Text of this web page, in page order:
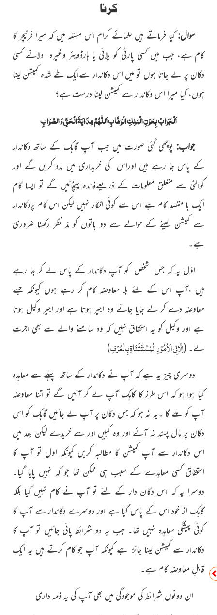
کرنا
سوال: کیا فرماتے ہیں علمائے کرام اس مسئلہ میں کہ میرا فرنیچر کا
کام ہے، جب میں کسی پارٹی کو پلائی یا ہارڈویئر وغیرہ دلانے کسی
دکان پر لے جاتا ہوں تو میں اس دکاندار سےایک طے شدہ کمیشن لیتا
ہوں، کیا میرا اس دکاندار سے کمیشن لینا درست ہے؟
اَلْجَوَابُ بِعَوْنِ الْمَلِکِ الْوَھَّابِ اَللّٰھُمَّ ھِدَایَۃَ الْحَقِّ وَالصَّوَابِ
جواب: پوچھی گئی صورت میں جب آپ گاہک کے ساتھ دکاندار
کے پاس جا رہے ہیں اوراس کی خریداری میں مدد کریں گے اور
کوالٹی سے متعلق معلومات کے ذریعےفائدہ پہنچائیں گے تو ایسا کام
ایک با مقصد کام ہے اس سے کوئی انکار نہیں لیکن اس کام پردکاندار
سے کمیشن لینے کے حوالے سے دو باتوں کو مدّ نظر رکھنا ضروری
ہے۔
اوّل یہ کہ جس شخص کو آپ دکاندار کے پاس لے کر جا رہے
ہیں ،آپ اس کے لئے بلا معاوضہ کام کر رہے ہوں کیونکہ جسے
معاوضہ دے کر لے جایا جائے وہ اجیر ہوتا ہے اور اجیر وکیل ہوتا
ہے اور وکیل کو یہ استحقاق نہیں کہ وہ سامنے والے سے بھی اجرت
لے۔ (اِلَّا فِی الْاُمُوْرِ الْمُسْتَثْنَاۃِ بِالْعُرْفِ)
دوسری چیز یہ ہے کہ آپ نے دکاندار کے ساتھ پہلے سے معاہدہ
کیا ہوا ہو کہ اس طرز کا گاہک آپ لے کر آئیں گے تو اتنا معاوضہ
آپ کو ملے گا ۔یہ نہ ہو کہ جس دکان پر آپ لے جائیں گاہک کو اس
دکان پر مال پسند نہ آئے اور وہ کہیں اور سے خریدے لیکن بعد میں
اس دکاندار سے آپ کمیشن کا مطالبہ کریں کیونکہ اول تو آپ کا
استحقاق کسی معاہدے کے سبب ہی ممکن تھا جو کہ نہیں پایا گیا۔
دوسرا یہ کہ اس دکان دار کے لئے تو آپ نے کام نہیں کیا بلکہ
گاہک از خود اس کے پاس گیا ہے اور دوسرے دکاندار سے آپ کا
کوئی پیشگی معاہدہ نہیں تھا۔ جب یہ دو شرائط پائی جائیں تو آپ کا
دکاندار سے کمیشن لینا جائز ہے کیونکہ آپ جو کام کرتے ہیں یہ ایک
قابلِ معاوضہ کام ہے۔
ان دونوں شرائط کی موجودگی میں بھی آپ کی یہ ذمہ داری